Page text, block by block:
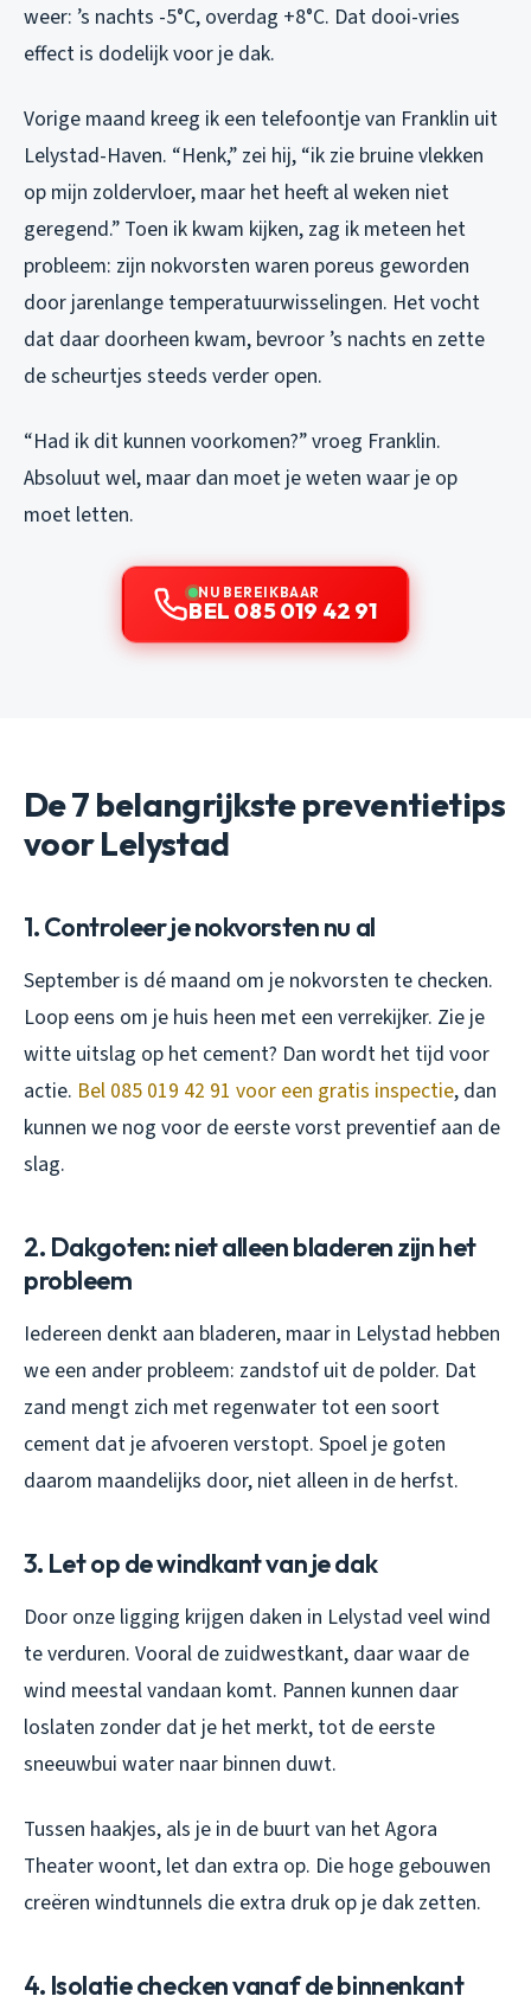
weer: ’s nachts -5°C, overdag +8°C. Dat dooi-vries
effect is dodelijk voor je dak.
Vorige maand kreeg ik een telefoontje van Franklin uit
Lelystad-Haven. “Henk,” zei hij, “ik zie bruine vlekken
op mijn zoldervloer, maar het heeft al weken niet
geregend.” Toen ik kwam kijken, zag ik meteen het
probleem: zijn nokvorsten waren poreus geworden
door jarenlange temperatuurwisselingen. Het vocht
dat daar doorheen kwam, bevroor ’s nachts en zette
de scheurtjes steeds verder open.
“Had ik dit kunnen voorkomen?” vroeg Franklin.
Absoluut wel, maar dan moet je weten waar je op
moet letten.
NU BEREIKBAAR
BEL 085 019 42 91
De 7 belangrijkste preventietips
voor Lelystad
1. Controleer je nokvorsten nu al
September is dé maand om je nokvorsten te checken.
Loop eens om je huis heen met een verrekijker. Zie je
witte uitslag op het cement? Dan wordt het tijd voor
actie. Bel 085 019 42 91 voor een gratis inspectie, dan
kunnen we nog voor de eerste vorst preventief aan de
slag.
2. Dakgoten: niet alleen bladeren zijn het
probleem
Iedereen denkt aan bladeren, maar in Lelystad hebben
we een ander probleem: zandstof uit de polder. Dat
zand mengt zich met regenwater tot een soort
cement dat je afvoeren verstopt. Spoel je goten
daarom maandelijks door, niet alleen in de herfst.
3. Let op de windkant van je dak
Door onze ligging krijgen daken in Lelystad veel wind
te verduren. Vooral de zuidwestkant, daar waar de
wind meestal vandaan komt. Pannen kunnen daar
loslaten zonder dat je het merkt, tot de eerste
sneeuwbui water naar binnen duwt.
Tussen haakjes, als je in de buurt van het Agora
Theater woont, let dan extra op. Die hoge gebouwen
creëren windtunnels die extra druk op je dak zetten.
4. Isolatie checken vanaf de binnenkant